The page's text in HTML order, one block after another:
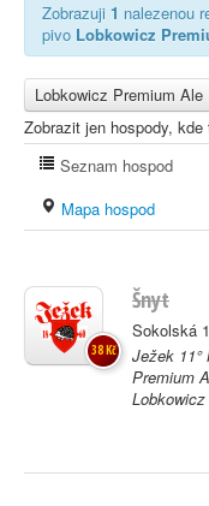
Zobrazuji 1 nalezenou
pivo Lobkowicz
Lobkowicz Premium Ale
Zobrazit jen hospody, kde
Seznam hospod
Mapa hospod
Šnyt
Sokolská
Ježek 11°
Premium
Lobkowicz
38 Kč